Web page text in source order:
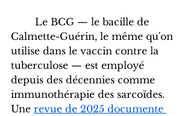
Calmette-Guérin, le même qu'on
utilise dans le vaccin contre la
tuberculose — est employé
depuis des décennies comme
immunothérapie des sarcoïdes.
Une revue de 2025 documente